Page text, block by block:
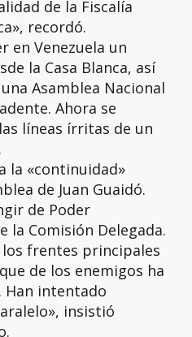
de la Fiscalía
recordó.
en Venezuela un
la Casa Blanca, así
Asamblea Nacional
Ahora se
líneas írritas de un
la «continuidad»
de Juan Guaidó.
de Poder
la Comisión Delegada.
los frentes principales
de los enemigos ha
Han intentado
insistió